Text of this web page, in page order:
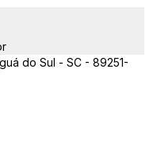
do Sul - SC - 89251-